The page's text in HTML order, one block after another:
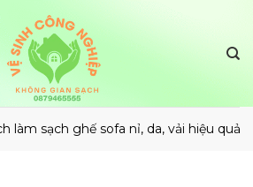
làm sạch ghế sofa nỉ, da, vải hiệu quả